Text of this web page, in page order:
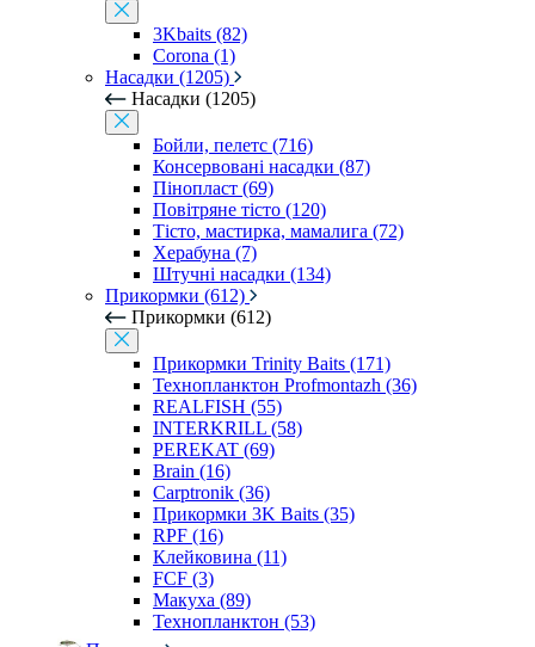
3Kbaits (82)
Corona (1)
Насадки (1205)
Насадки (1205)
Бойли, пелетс (716)
Консервовані насадки (87)
Пінопласт (69)
Повітряне тісто (120)
Тісто, мастирка, мамалига (72)
Херабуна (7)
Штучні насадки (134)
Прикормки (612)
Прикормки (612)
Прикормки Trinity Baits (171)
Технопланктон Profmontazh (36)
REALFISH (55)
INTERKRILL (58)
PEREKAT (69)
Brain (16)
Carptronik (36)
Прикормки 3K Baits (35)
RPF (16)
Клейковина (11)
FCF (3)
Макуха (89)
Технопланктон (53)